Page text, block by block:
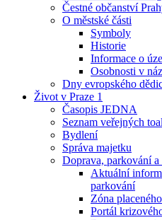
Čestné občanství
O městské části
Symboly
Historie
Informace o
Osobnosti v
Dny evropského
Život v Praze 1
Časopis JEDNA
Seznam veřejných
Bydlení
Správa majetku
Doprava, parkování
Aktuální
parkování
Zóna
Portál